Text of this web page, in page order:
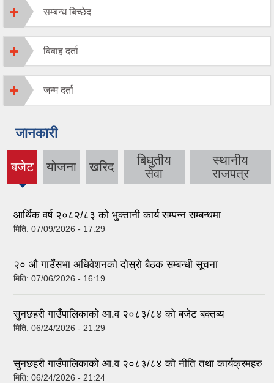
सम्बन्ध बिच्छेद
बिबाह दर्ता
जन्म दर्ता
जानकारी
बजेट
(active
tab)
योजना खरिद
बिधुतीय
सेवा
स्थानीय
राजपत्र
आर्थिक वर्ष २०८२/८३ काे भुक्तानी कार्य सम्पन्न सम्बन्धमा
मिति: 07/09/2026 - 17:29
२० औ गाउँसभा अधिवेशनको दोस्रो बैठक सम्बन्धी सूचना
मिति: 07/06/2026 - 16:19
सुनछहरी गाउँपालिकाको आ.व २०८३/८४ को बजेट बक्तब्य
मिति: 06/24/2026 - 21:29
सुनछहरी गाउँपालिकाको आ.व २०८३/८४ को नीति तथा कार्यक्रमहरु
मिति: 06/24/2026 - 21:24